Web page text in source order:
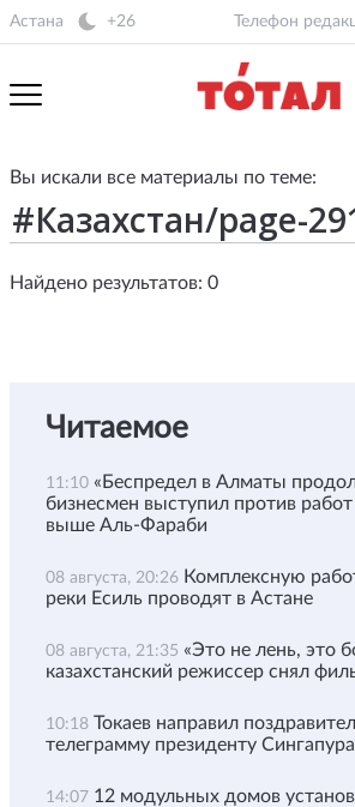
Астана +26 Телефон
Вы искали все материалы по теме:
Найдено результатов: 0
Читаемое
11:10 «Беспредел в Алматы
бизнесмен выступил против работ
выше Аль-Фараби
08 августа, 20:26 Комплексную
реки Есиль проводят в Астане
08 августа, 21:35 «Это не лень, это
казахстанский режиссер снял
10:18 Токаев направил
телеграмму президенту Сингапура
14:07 12 модульных домов